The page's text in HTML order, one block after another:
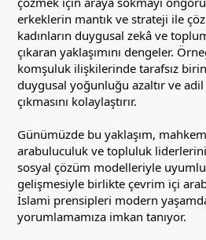
erkeklerin mantık ve strateji ile
kadınların duygusal zekâ ve
çıkaran yaklaşımını dengeler.
komşuluk ilişkilerinde tarafsız
duygusal yoğunluğu azaltır ve
çıkmasını kolaylaştırır.
Günümüzde bu yaklaşım,
arabuluculuk ve topluluk
sosyal çözüm modelleriyle
gelişmesiyle birlikte çevrim içi
İslami prensipleri modern
yorumlamamıza imkan tanıyor.